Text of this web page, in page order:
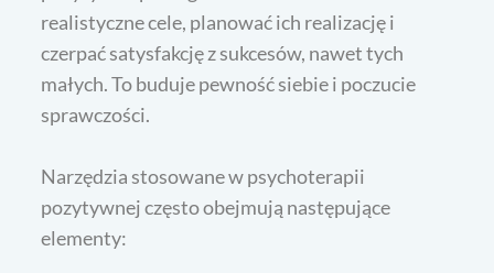
realistyczne cele, planować ich realizację i
czerpać satysfakcję z sukcesów, nawet tych
małych. To buduje pewność siebie i poczucie
sprawczości.
Narzędzia stosowane w psychoterapii
pozytywnej często obejmują następujące
elementy: